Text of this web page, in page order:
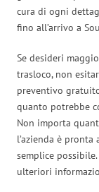
cura di ogni
fino all’arrivo a
Se desideri
trasloco, non
preventivo
quanto potrebbe
Non importa
l’azienda è
semplice
ulteriori